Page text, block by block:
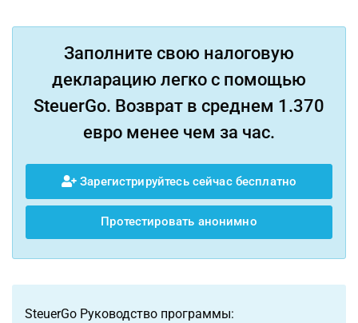
Заполните свою налоговую
декларацию легко с помощью
SteuerGo. Возврат в среднем 1.370
евро менее чем за час.
Зарегистрируйтесь сейчас бесплатно
Протестировать анонимно
SteuerGo Руководство программы: